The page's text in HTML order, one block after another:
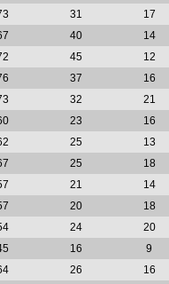
31
17
40
14
45
12
37
16
32
21
23
16
25
13
25
18
21
14
20
18
24
20
16
9
26
16